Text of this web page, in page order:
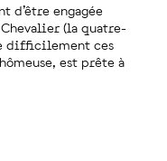
d’être engagée
(la quatre-
difficilement ces
est prête à